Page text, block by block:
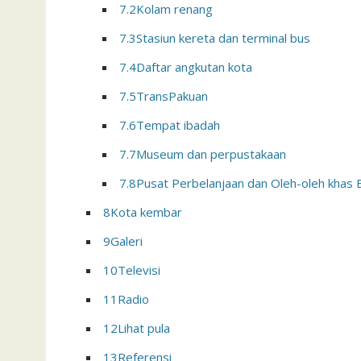
7.2Kolam renang
7.3Stasiun kereta dan terminal bus
7.4Daftar angkutan kota
7.5TransPakuan
7.6Tempat ibadah
7.7Museum dan perpustakaan
7.8Pusat Perbelanjaan dan Oleh-oleh khas
8Kota kembar
9Galeri
10Televisi
11 Radio
12Lihat pula
13Referensi